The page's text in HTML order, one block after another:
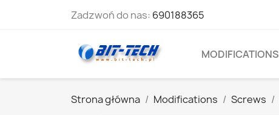
Zadzwoń do nas: 690188365
MODIFICATIONS
Strona główna Modifications Screws